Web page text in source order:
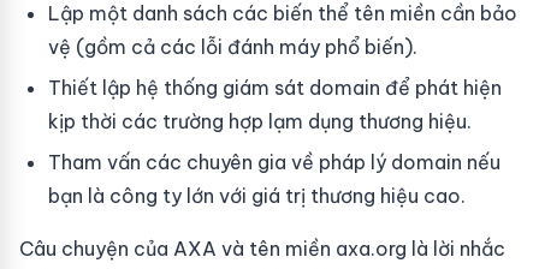
Lập một danh sách các biến thể tên miền cần bảo
vệ (gồm cả các lỗi đánh máy phổ biến).
Thiết lập hệ thống giám sát domain để phát hiện
kịp thời các trường hợp lạm dụng thương hiệu.
Tham vấn các chuyên gia về pháp lý domain nếu
bạn là công ty lớn với giá trị thương hiệu cao.
Câu chuyện của AXA và tên miền axa.org là lời nhắc